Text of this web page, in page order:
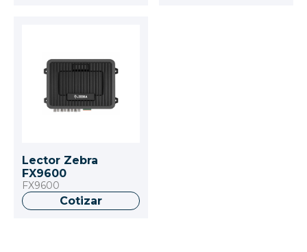
Lector Zebra
FX9600
FX9600
Cotizar